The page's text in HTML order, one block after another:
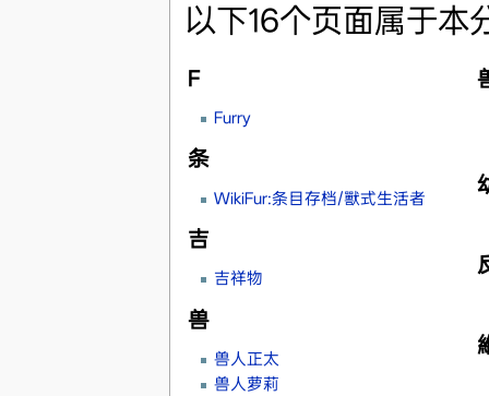
以下16个页面属于本
F
Furry
条
WikiFur:条目存档/獸式生活者
吉
吉祥物
兽
兽人正太
兽人萝莉